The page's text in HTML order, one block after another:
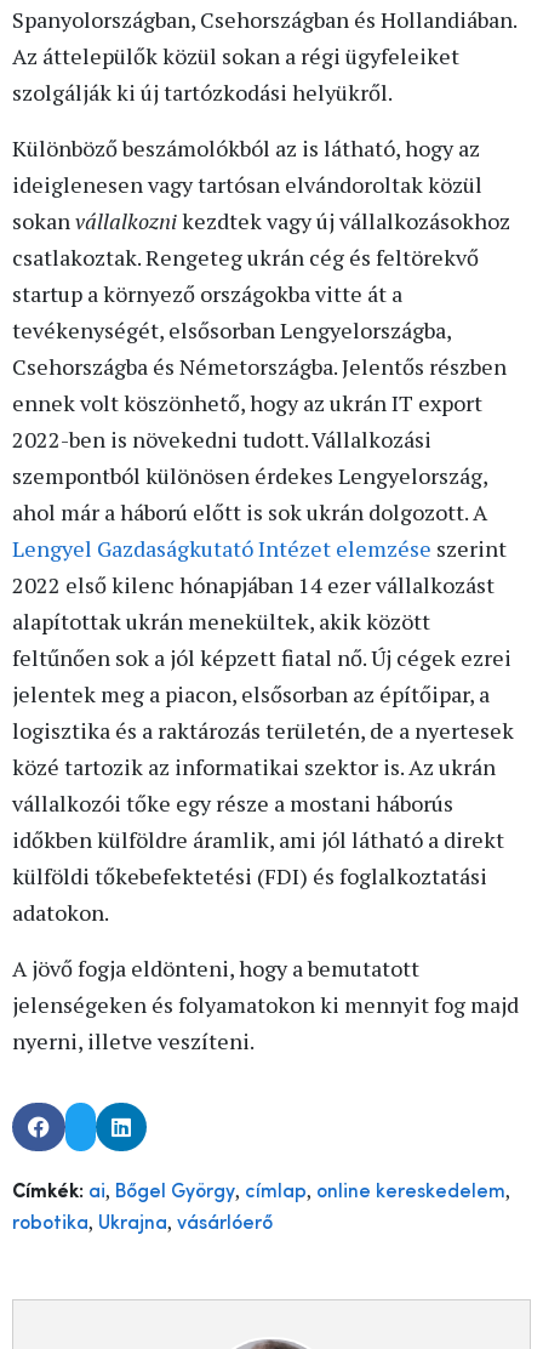
Spanyolországban, Csehországban és Hollandiában.
Az áttelepülők közül sokan a régi ügyfeleiket
szolgálják ki új tartózkodási helyükről.
Különböző beszámolókból az is látható, hogy az
ideiglenesen vagy tartósan elvándoroltak közül
sokan vállalkoznikezdtek vagy új vállalkozásokhoz
csatlakoztak. Rengeteg ukrán cég és feltörekvő
startup a környező országokba vitte át a
tevékenységét, elsősorban Lengyelországba,
Csehországba és Németországba. Jelentős részben
ennek volt köszönhető, hogy az ukrán IT export
2022-ben is növekedni tudott. Vállalkozási
szempontból különösen érdekes Lengyelország,
ahol már a háború előtt is sok ukrán dolgozott. A
Lengyel Gazdaságkutató Intézet elemzése szerint
2022 első kilenc hónapjában 14 ezer vállalkozást
alapítottak ukrán menekültek, akik között
feltűnően sok a jól képzett fiatal nő. Új cégek ezrei
jelentek meg a piacon, elsősorban az építőipar, a
logisztika és a raktározás területén, de a nyertesek
közé tartozik az informatikai szektor is. Az ukrán
vállalkozói tőke egy része a mostani háborús
időkben külföldre áramlik, ami jól látható a direkt
külföldi tőkebefektetési (FDI) és foglalkoztatási
adatokon.
A jövő fogja eldönteni, hogy a bemutatott
jelenségeken és folyamatokon ki mennyit fog majd
nyerni, illetve veszíteni.
Címkék: ai, Bőgel György, címlap, online kereskedelem,
robotika, Ukrajna, vásárlóerő